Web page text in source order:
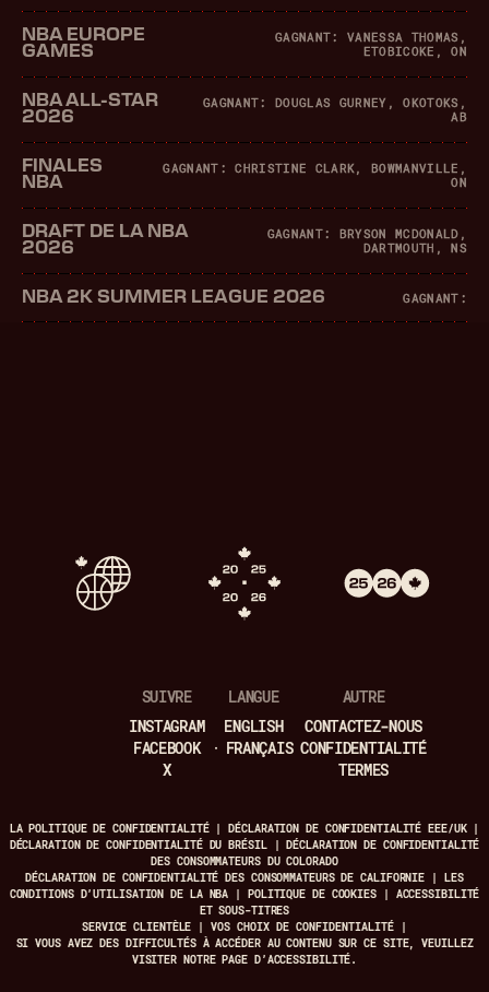
NBA EUROPE
GAMES
GAGNANT: VANESSA THOMAS,
ETOBICOKE, ON
NBA ALL-STAR
2026
GAGNANT: DOUGLAS GURNEY, OKOTOKS,
AB
FINALES
NBA
GAGNANT: CHRISTINE CLARK, BOWMANVILLE,
ON
DRAFT DE LA NBA
2026
GAGNANT: BRYSON MCDONALD,
DARTMOUTH, NS
NBA 2K SUMMER LEAGUE 2026 GAGNANT:
SUIVRE
INSTAGRAM
FACEBOOK
X
LANGUE
ENGLISH
FRANÇAIS
AUTRE
CONTACTEZ-NOUS
CONFIDENTIALITÉ
TERMES
LA POLITIQUE DE CONFIDENTIALITÉ|DÉCLARATION DE CONFIDENTIALITÉ EEE/UK|
DÉCLARATION DE CONFIDENTIALITÉ DU BRÉSIL|DÉCLARATION DE CONFIDENTIALITÉ
DES CONSOMMATEURS DU COLORADO
DÉCLARATION DE CONFIDENTIALITÉ DES CONSOMMATEURS DE CALIFORNIE | LES
CONDITIONS D’UTILISATION DE LA NBA | POLITIQUE DE COOKIES| ACCESSIBILITÉ
ET SOUS-TITRES
SERVICE CLIENTÈLE |VOS CHOIX DE CONFIDENTIALITÉ |
SI VOUS AVEZ DES DIFFICULTÉS À ACCÉDER AU CONTENU SUR CE SITE, VEUILLEZ
VISITER NOTREPAGE D’ACCESSIBILITÉ.